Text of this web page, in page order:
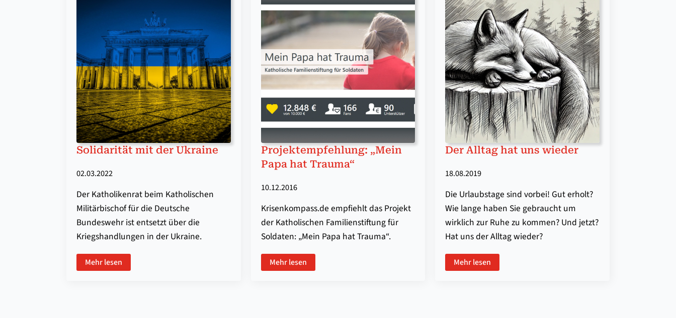
So­li­da­ri­tät mit der Ukra­ine
02.03.2022
Der Katholikenrat beim Katholischen
Militärbischof für die Deutsche
Bundeswehr ist entsetzt über die
Kriegshandlungen in der Ukraine.
Mehr lesen
Projektempfehlung: „Mein
Papa hat Trauma“
10.12.2016
Krisenkompass.de empfiehlt das Projekt
der Katholischen Familienstiftung für
Soldaten: „Mein Papa hat Trauma“.
Mehr lesen
Der Alltag hat uns wieder
18.08.2019
Die Urlaubstage sind vorbei! Gut erholt?
Wie lange haben Sie gebraucht um
wirklich zur Ruhe zu kommen? Und jetzt?
Hat uns der Alltag wieder?
Mehr lesen